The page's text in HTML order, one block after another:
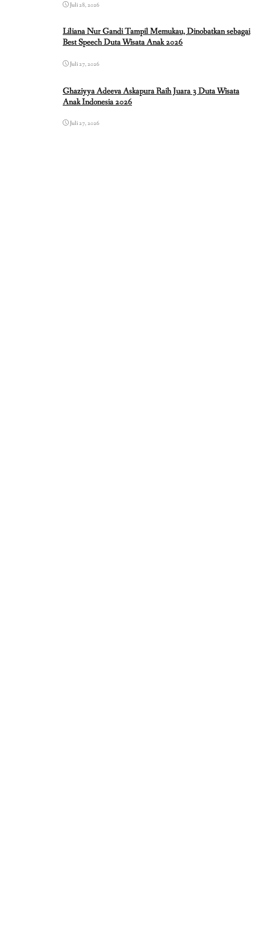
Juli 28, 2026
Liliana Nur Gandi Tampil Memukau, Dinobatkan sebagai
Best Speech Duta Wisata Anak 2026
Juli 27, 2026
Ghaziyya Adeeva Askapura Raih Juara 3 Duta Wisata
Anak Indonesia 2026
Juli 27, 2026